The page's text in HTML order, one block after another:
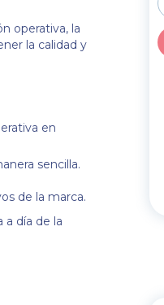
operativa, la
la calidad y
en
sencilla.
de la marca.
día de la